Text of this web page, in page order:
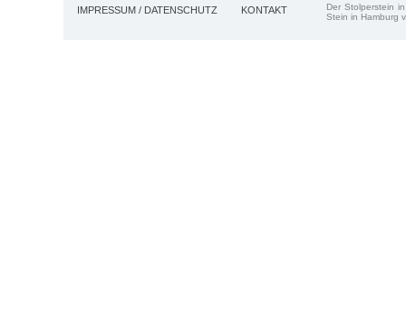
IMPRESSUM / DATENSCHUTZ KONTAKT
Der Stolperstein
Stein in Hamburg